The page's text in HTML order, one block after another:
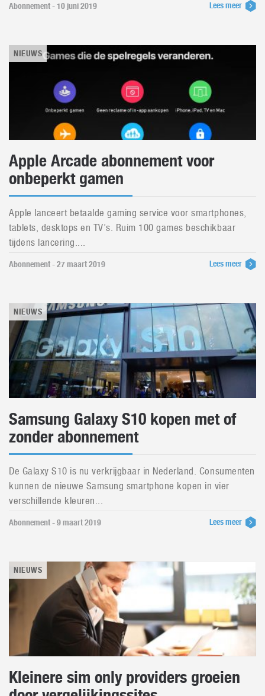
Abonnement - 10 juni 2019 Lees meer
NIEUWS
Apple Arcade abonnement voor
onbeperkt gamen
Apple lanceert betaalde gaming service voor smartphones,
tablets, desktops en TV’s. Ruim 100 games beschikbaar
tijdens lancering....
Abonnement - 27 maart 2019 Lees meer
NIEUWS
Samsung Galaxy S10 kopen met of
zonder abonnement
De Galaxy S10 is nu verkrijgbaar in Nederland. Consumenten
kunnen de nieuwe Samsung smartphone kopen in vier
verschillende kleuren...
Abonnement - 9 maart 2019 Lees meer
NIEUWS
Kleinere sim only providers groeien